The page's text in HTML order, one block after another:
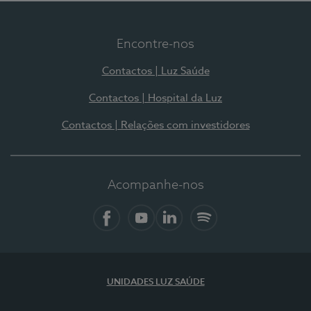
Encontre-nos
Contactos | Luz Saúde
Contactos | Hospital da Luz
Contactos | Relações com investidores
Acompanhe-nos
UNIDADES LUZ SAÚDE